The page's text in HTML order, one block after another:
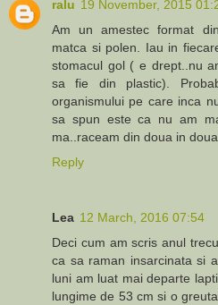
ralu 19 November, 2015
Am un amestec format
matca si polen. Iau in
stomacul gol ( e drept..nu
sa fie din plastic).
organismului pe care inca
sa spun este ca nu am
ma..raceam din doua in
Reply
Lea 12 March, 2016 07:54
Deci cum am scris anul
ca sa raman insarcinata si
luni am luat mai departe
lungime de 53 cm si o